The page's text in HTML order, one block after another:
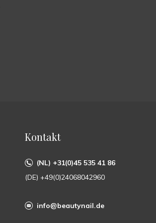
Kontakt
(NL) +31(0)45 535 41 86
(DE) +49(0)24068042960
info@beautynail.de